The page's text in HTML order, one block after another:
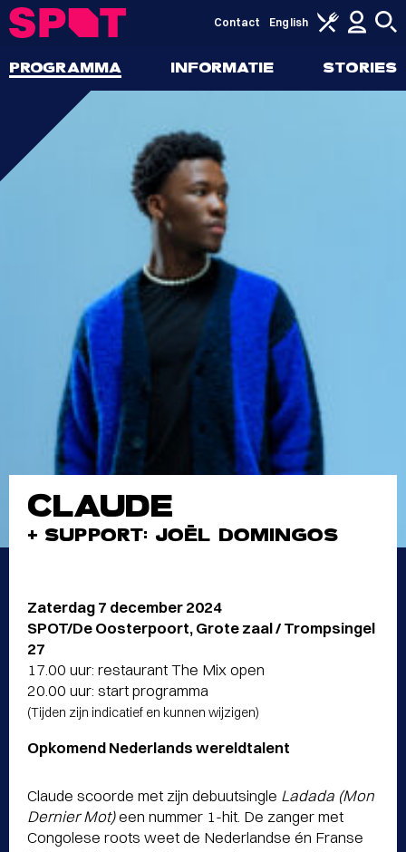
PROGRAMMA INFORMATIE STORIES
Contact English
CLAUDE
+ SUPPORT: JOËL DOMINGOS
Zaterdag 7 december 2024
SPOT/De Oosterpoort, Grote zaal / Trompsingel
27
17.00 uur: restaurant The Mix open
20.00 uur: start programma
(Tijden zijn indicatief en kunnen wijzigen)
Opkomend Nederlands wereldtalent
Claude scoorde met zijn debuutsingle Ladada (Mon
Dernier Mot)een nummer 1-hit. De zanger met
Congolese roots weet de Nederlandse én Franse